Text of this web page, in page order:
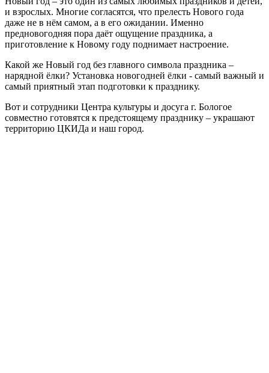
и взрослых. Многие согласятся, что прелесть Нового года
даже не в нём самом, а в его ожидании. Именно
предновогодняя пора даёт ощущение праздника, а
приготовление к Новому году поднимает настроение.
Какой же Новый год без главного символа праздника –
нарядной ёлки? Установка новогодней ёлки - самый важный и
самый приятный этап подготовки к празднику.
Вот и сотрудники Центра культуры и досуга г. Бологое
совместно готовятся к предстоящему празднику – украшают
территорию ЦКИДа и наш город.